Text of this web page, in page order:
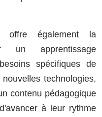
offre également la
un apprentissage
spécifiques de
technologies,
contenu pédagogique
à leur rythme